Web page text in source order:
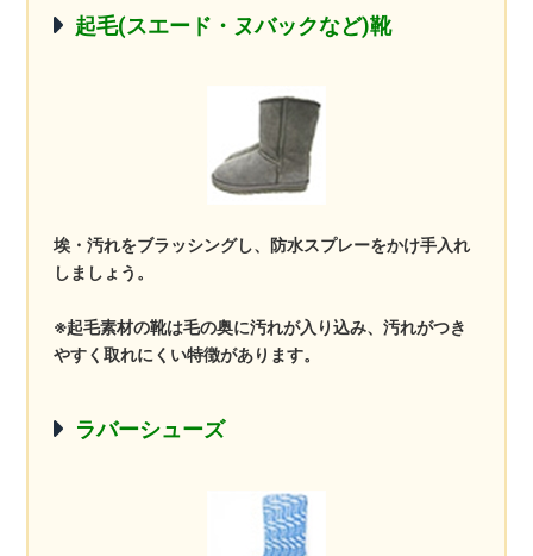
起毛(スエード・ヌバックなど)靴
埃・汚れをブラッシングし、防水スプレーをかけ手入れ
しましょう。
※起毛素材の靴は毛の奥に汚れが入り込み、汚れがつき
やすく取れにくい特徴があります。
ラバーシューズ